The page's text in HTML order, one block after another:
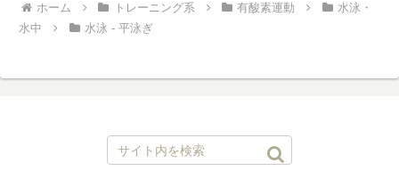
ホーム トレーニング系 有酸素運動
水泳・
水中
水泳 - 平泳ぎ